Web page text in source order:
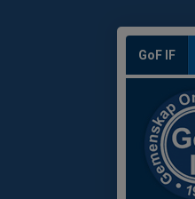
GoF IF